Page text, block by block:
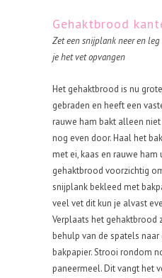
Gehaktbrood
Zet een snijplank neer en
je het vet opvangen
Het gehaktbrood is nu
gebraden en heeft een
rauwe ham bakt alleen
nog even door. Haal het
met ei, kaas en rauwe ham
gehaktbrood voorzichtig
snijplank bekleed met
veel vet dit kun je alvast
Verplaats het gehaktbrood
behulp van de spatels
bakpapier. Strooi rondom
paneermeel. Dit vangt het